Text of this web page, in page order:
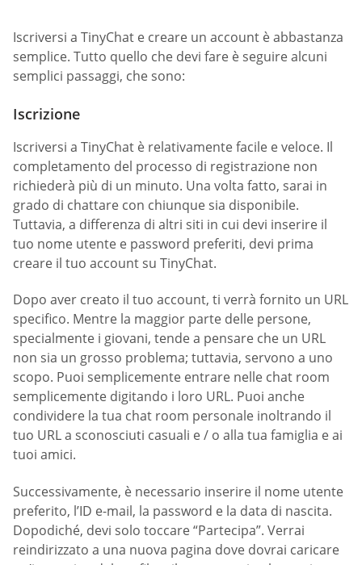
Iscriversi a TinyChat e creare un account è abbastanza
semplice. Tutto quello che devi fare è seguire alcuni
semplici passaggi, che sono:
Iscrizione
Iscriversi a TinyChat è relativamente facile e veloce. Il
completamento del processo di registrazione non
richiederà più di un minuto. Una volta fatto, sarai in
grado di chattare con chiunque sia disponibile.
Tuttavia, a differenza di altri siti in cui devi inserire il
tuo nome utente e password preferiti, devi prima
creare il tuo account su TinyChat.
Dopo aver creato il tuo account, ti verrà fornito un URL
specifico. Mentre la maggior parte delle persone,
specialmente i giovani, tende a pensare che un URL
non sia un grosso problema; tuttavia, servono a uno
scopo. Puoi semplicemente entrare nelle chat room
semplicemente digitando i loro URL. Puoi anche
condividere la tua chat room personale inoltrando il
tuo URL a sconosciuti casuali e / o alla tua famiglia e ai
tuoi amici.
Successivamente, è necessario inserire il nome utente
preferito, l’ID e-mail, la password e la data di nascita.
Dopodiché, devi solo toccare “Partecipa”. Verrai
reindirizzato a una nuova pagina dove dovrai caricare